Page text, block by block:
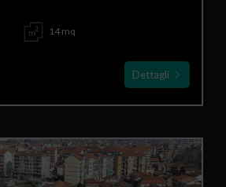
14 mq
Dettagli